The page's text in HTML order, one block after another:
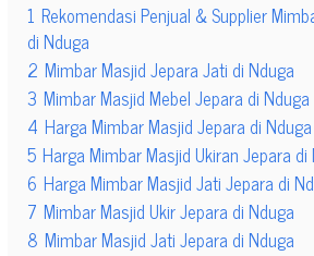
1 Rekomendasi Penjual & Supplier
di Nduga
2 Mimbar Masjid Jepara Jati di Nduga
3 Mimbar Masjid Mebel Jepara di Nduga
4 Harga Mimbar Masjid Jepara di Nduga
5 Harga Mimbar Masjid Ukiran Jepara di
6 Harga Mimbar Masjid Jati Jepara di
7 Mimbar Masjid Ukir Jepara di Nduga
8 Mimbar Masjid Jati Jepara di Nduga